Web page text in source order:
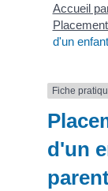
Accueil
d'un
Fiche
d'un